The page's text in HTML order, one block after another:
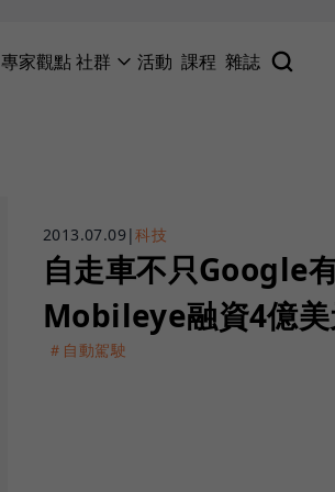
專家觀點社群 活動 課程 雜誌
2013.07.09 |科技
自走車不只Google
Mobileye融資4億
＃自動駕駛